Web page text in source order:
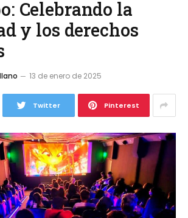
Celebrando la
y los derechos
13 de enero de 2025
Twitter Pinterest